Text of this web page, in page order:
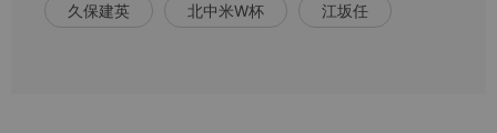
久保建英 北中米W杯 江坂任